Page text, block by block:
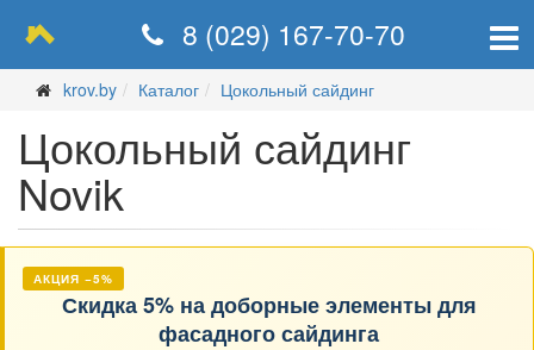
8 (029) 167-70-70
krov.by Каталог Цокольный сайдинг
Цокольный сайдинг
Novik
АКЦИЯ −5%
Скидка 5% на доборные элементы для
фасадного сайдинга